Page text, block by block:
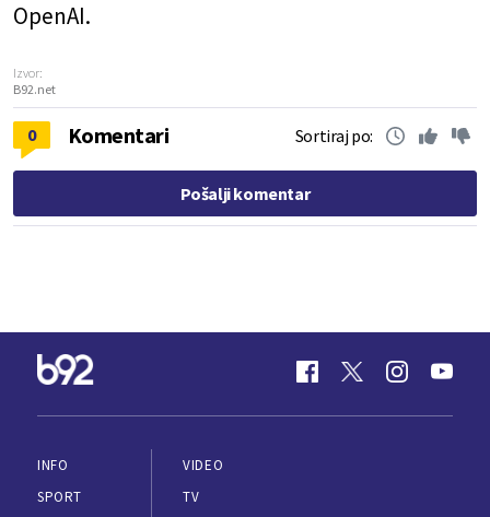
OpenAI.
Izvor:
B92.net
0 Komentari Sortiraj po:
Pošalji komentar
INFO
SPORT
VIDEO
TV